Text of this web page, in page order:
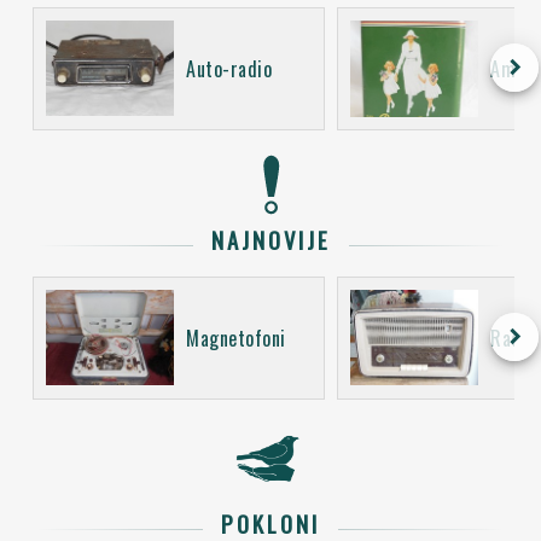
Auto-radio keyboard_arrow_right
NAJNOVIJE
Magnetofoni keyboard_arrow_right
POKLONI